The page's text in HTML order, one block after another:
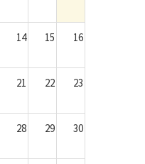
14 15 16
21 22 23
28 29 30